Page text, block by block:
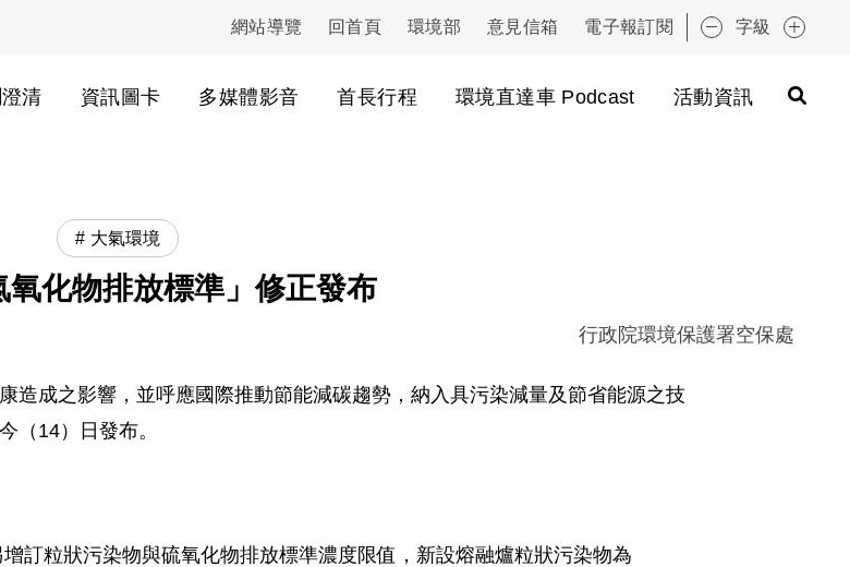
:::
網站導覽 回首頁 環境部 意見信箱 電子報訂閱 字級
清 資訊圖卡 多媒體影音 首長行程 環境直達車 Podcast 活動資訊
:::
大氣環境
氧化物排放標準」修正發布
行政院環境保護署空保處
造成之影響，並呼應國際推動節能減碳趨勢，納入具污染減量及節省能源之技
（14）日發布。
訂粒狀污染物與硫氧化物排放標準濃度限值，新設熔融爐粒狀污染物為